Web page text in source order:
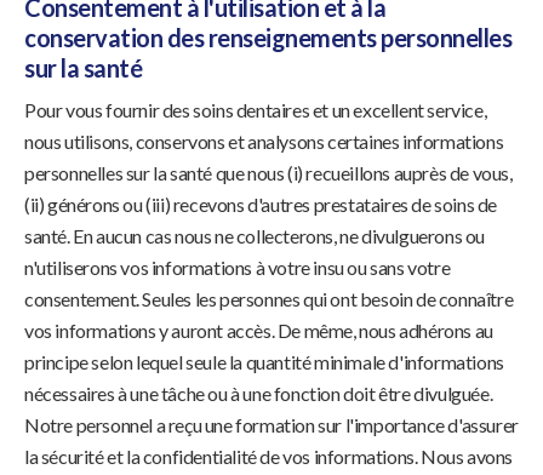
Consentement à l'utilisation et à la
conservation des renseignements personnelles
sur la santé
Pour vous fournir des soins dentaires et un excellent service,
nous utilisons, conservons et analysons certaines informations
personnelles sur la santé que nous (i) recueillons auprès de vous,
(ii) générons ou (iii) recevons d'autres prestataires de soins de
santé. En aucun cas nous ne collecterons, ne divulguerons ou
n'utiliserons vos informations à votre insu ou sans votre
consentement. Seules les personnes qui ont besoin de connaître
vos informations y auront accès. De même, nous adhérons au
principe selon lequel seule la quantité minimale d'informations
nécessaires à une tâche ou à une fonction doit être divulguée.
Notre personnel a reçu une formation sur l'importance d'assurer
la sécurité et la confidentialité de vos informations. Nous avons